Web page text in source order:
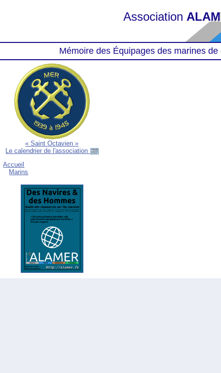
Association
Mémoire des Équipages des marines
« Saint Octavien »
Le calendrier de l'association
Accueil
Marins